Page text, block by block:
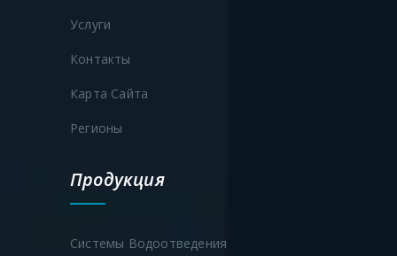
Услуги
Контакты
Карта Сайта
Регионы
Продукция
Системы Водоотведения